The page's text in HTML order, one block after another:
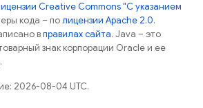
Creative Commons "С указанием
кода – полицензии Apache 2.0.
вправилах сайта. Java – это
знак корпорации Oracle и ее
2026-08-04 UTC.